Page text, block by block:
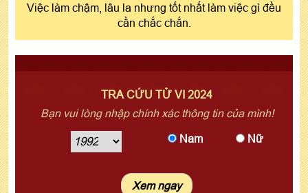
Việc làm chậm, lâu la nhưng tốt nhất làm việc gì đều
cần chắc chắn.
TRA CỨU TỬ VI 2024
Bạn vui lòng nhập chính xác thông tin của mình!
Nam Nữ